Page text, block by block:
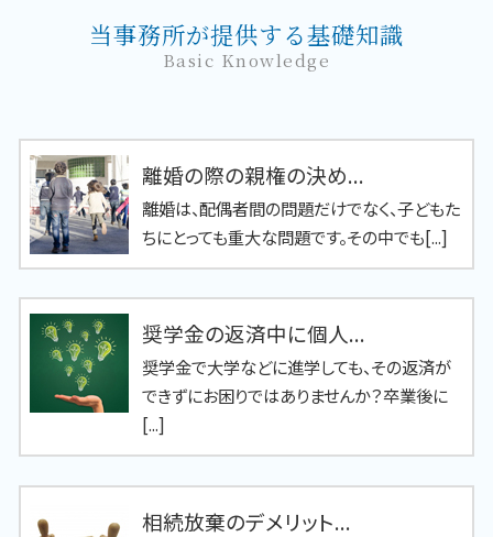
当事務所が提供する基礎知識
Basic Knowledge
離婚の際の親権の決め...
離婚は、配偶者間の問題だけでなく、子どもた
ちにとっても重大な問題です。その中でも[...]
奨学金の返済中に個人...
奨学金で大学などに進学しても、その返済が
できずにお困りではありませんか？卒業後に
[...]
相続放棄のデメリット...